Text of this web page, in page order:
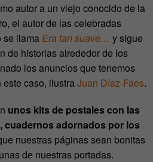
autor a un viejo conocido de la
el autor de las celebradas
se llama Era tan suave… y sigue
de historias alrededor de los
los anuncios que tenemos
caso, ilustra Juan Díaz-Faes.
unos kits de postales con las
cuadernos adornados por los
nuestras páginas sean bonitas
de nuestras portadas.